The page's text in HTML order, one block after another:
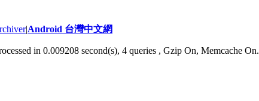
|Android 台灣中文網
in 0.009208 second(s), 4 queries , Gzip On, Memcache On.